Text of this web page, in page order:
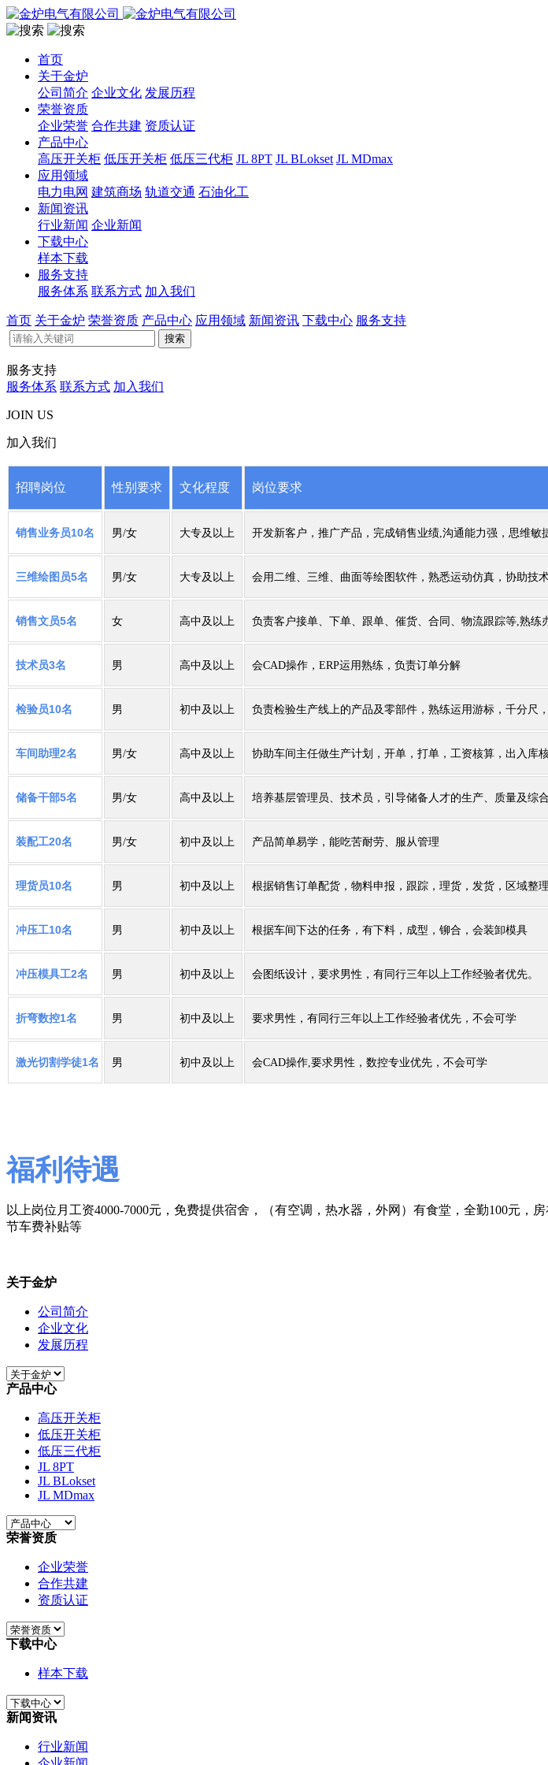
首页
关于金炉
公司简介 企业文化 发展历程
荣誉资质
企业荣誉 合作共建 资质认证
产品中心
高压开关柜 低压开关柜 低压三代柜 JL 8PT JL BLokset JL MDmax
应用领域
电力电网 建筑商场 轨道交通 石油化工
新闻资讯
行业新闻 企业新闻
下载中心
样本下载
服务支持
服务体系 联系方式 加入我们
首页 关于金炉 荣誉资质 产品中心 应用领域 新闻资讯 下载中心 服务支持
搜索
服务支持
服务体系 联系方式 加入我们
JOIN US
加入我们
招聘岗位 性别要求 文化程度 岗位要求
销售业务员10名 男/女 大专及以上 开发新客户，推广产品，完成销售业绩,沟通能力强，思维敏
三维绘图员5名 男/女 大专及以上 会用二维、三维、曲面等绘图软件，熟悉运动仿真，协助技
销售文员5名 女 高中及以上 负责客户接单、下单、跟单、催货、合同、物流跟踪等,熟练
技术员3名 男 高中及以上 会CAD操作，ERP运用熟练，负责订单分解
检验员10名 男 初中及以上 负责检验生产线上的产品及零部件，熟练运用游标，千分尺
车间助理2名 男/女 高中及以上 协助车间主任做生产计划，开单，打单，工资核算，出入库
储备干部5名 男/女 高中及以上 培养基层管理员、技术员，引导储备人才的生产、质量及综
装配工20名 男/女 初中及以上 产品简单易学，能吃苦耐劳、服从管理
理货员10名 男 初中及以上 根据销售订单配货，物料申报，跟踪，理货，发货，区域整
冲压工10名 男 初中及以上 根据车间下达的任务，有下料，成型，铆合，会装卸模具
冲压模具工2名 男 初中及以上 会图纸设计，要求男性，有同行三年以上工作经验者优先。
折弯数控1名 男 初中及以上 要求男性，有同行三年以上工作经验者优先，不会可学
激光切割学徒1名 男 初中及以上 会CAD操作,要求男性，数控专业优先，不会可学
福利待遇
以上岗位月工资4000-7000元，免费提供宿舍，（有空调，热水器，外网）有食堂，全勤100元
节车费补贴等
关于金炉
公司简介
企业文化
发展历程
产品中心
高压开关柜
低压开关柜
低压三代柜
JL 8PT
JL BLokset
JL MDmax
荣誉资质
企业荣誉
合作共建
资质认证
下载中心
样本下载
新闻资讯
行业新闻